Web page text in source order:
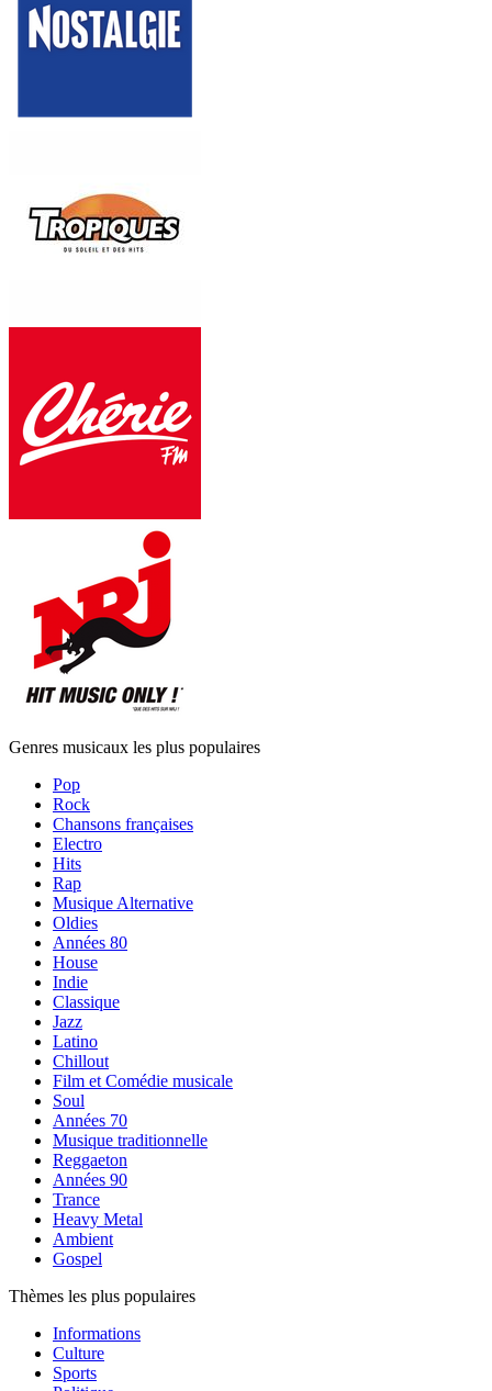
Genres musicaux les plus populaires
Pop
Rock
Chansons françaises
Electro
Hits
Rap
Musique Alternative
Oldies
Années 80
House
Indie
Classique
Jazz
Latino
Chillout
Film et Comédie musicale
Soul
Années 70
Musique traditionnelle
Reggaeton
Années 90
Trance
Heavy Metal
Ambient
Gospel
Thèmes les plus populaires
Informations
Culture
Sports